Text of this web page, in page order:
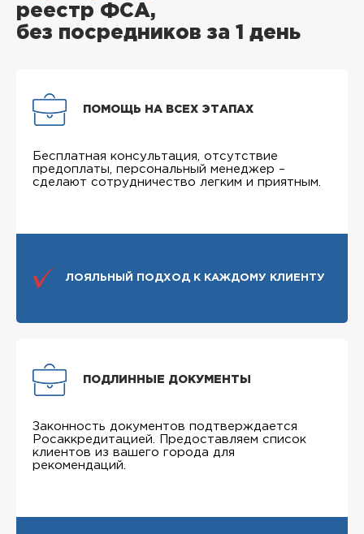
реестр ФСА,
без посредников за 1 день
ПОМОЩЬ НА ВСЕХ ЭТАПАХ
Бесплатная консультация, отсутствие
предоплаты, персональный менеджер –
сделают сотрудничество легким и приятным.
ЛОЯЛЬНЫЙ ПОДХОД К КАЖДОМУ КЛИЕНТУ
ПОДЛИННЫЕ ДОКУМЕНТЫ
Законность документов подтверждается
Росаккредитацией. Предоставляем список
клиентов из вашего города для
рекомендаций.